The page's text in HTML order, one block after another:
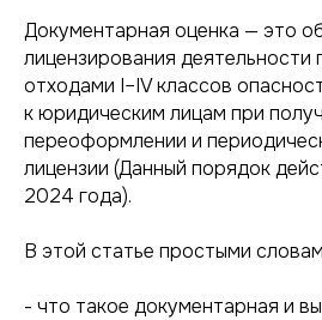
Документарная оценка — это
лицензирования
отходами I–IV классов
к юридическим лицам при
переоформлении и
лицензии (Данный порядок
2024 года).
В этой статье простыми
- что такое документарная и